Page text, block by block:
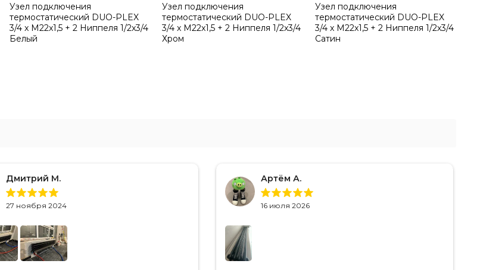
Узел подключения
термостатический DUO-PLEX
3/4 x М22x1,5 + 2 Ниппеля 1/2x3/4
Белый
Узел подключения
термостатический DUO-PLEX
3/4 x М22x1,5 + 2 Ниппеля 1/2x3/4
Хром
Узел подключения
термостатический DUO-PLEX
3/4 x М22x1,5 + 2 Ниппеля 1/2x3/4
Сатин
Дмитрий М.
27 ноября 2024
Артём А.
16 июля 2026